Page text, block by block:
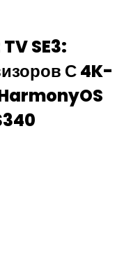
SE3:
С 4K-